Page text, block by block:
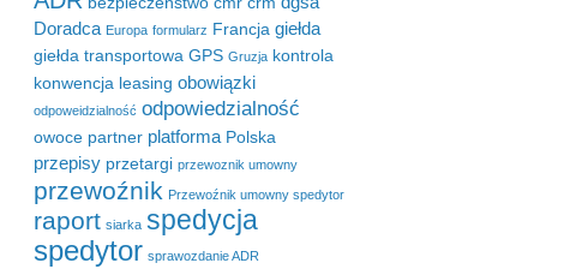
Doradca Europa formularz Francja giełda
giełda transportowa GPS Gruzja kontrola
konwencja leasing obowiązki
odpoweidzialność odpowiedzialność
owoce partner platforma Polska
przepisy przetargi przewoznik umowny
przewoźnik Przewoźnik umowny spedytor
raport siarka spedycja
spedytor sprawozdanie ADR